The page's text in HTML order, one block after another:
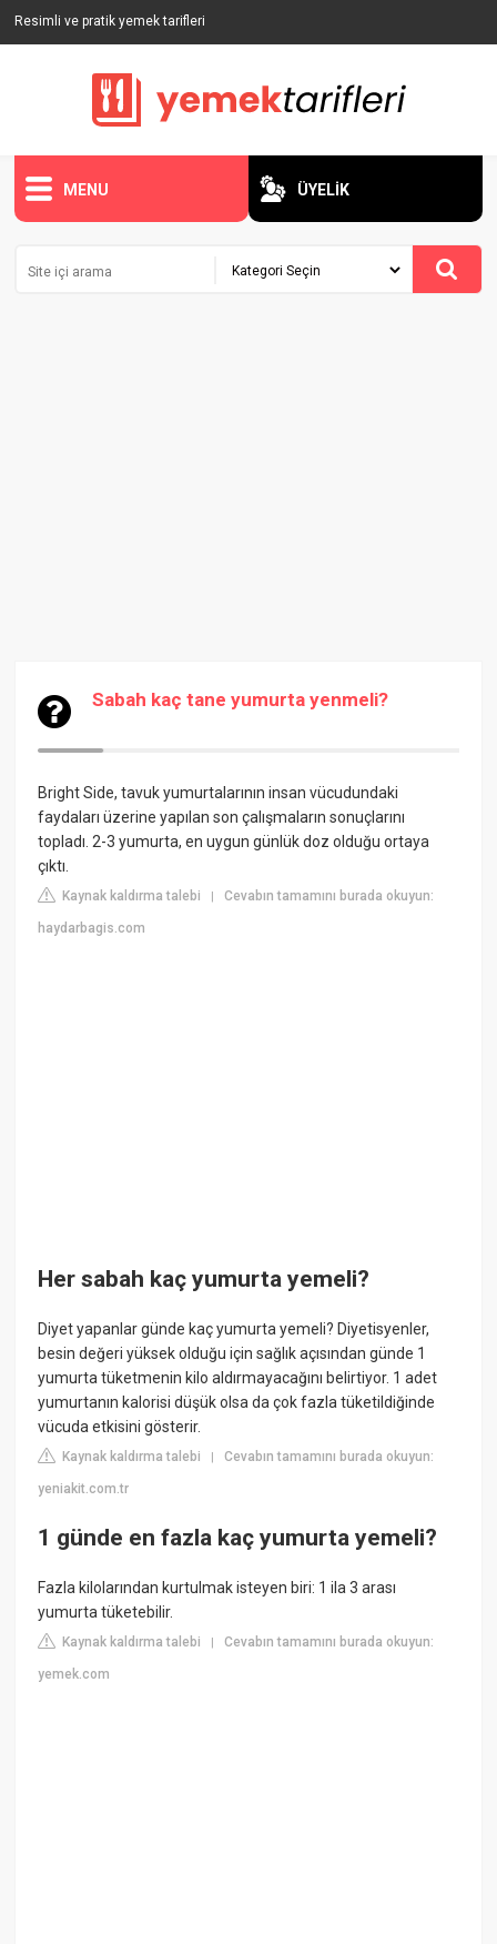
Resimli ve pratik yemek tarifleri
MENU ÜYELİK
Sabah kaç tane yumurta yenmeli?
Bright Side, tavuk yumurtalarının insan vücudundaki
faydaları üzerine yapılan son çalışmaların sonuçlarını
topladı. 2-3 yumurta, en uygun günlük doz olduğu ortaya
çıktı.
Kaynak kaldırma talebi |Cevabın tamamını burada okuyun:
haydarbagis.com
Her sabah kaç yumurta yemeli?
Diyet yapanlar günde kaç yumurta yemeli? Diyetisyenler,
besin değeri yüksek olduğu için sağlık açısından günde 1
yumurta tüketmenin kilo aldırmayacağını belirtiyor. 1 adet
yumurtanın kalorisi düşük olsa da çok fazla tüketildiğinde
vücuda etkisini gösterir.
Kaynak kaldırma talebi |Cevabın tamamını burada okuyun:
yeniakit.com.tr
1 günde en fazla kaç yumurta yemeli?
Fazla kilolarından kurtulmak isteyen biri: 1 ila 3 arası
yumurta tüketebilir.
Kaynak kaldırma talebi |Cevabın tamamını burada okuyun:
yemek.com